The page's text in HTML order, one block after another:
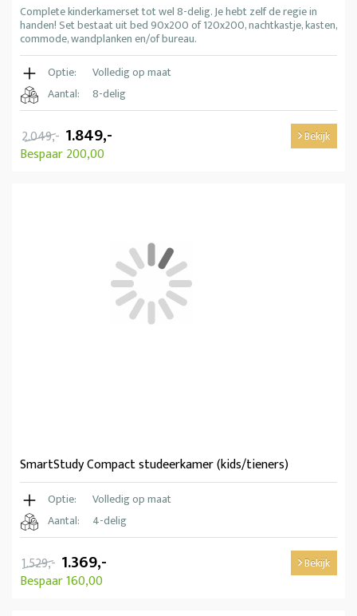
Complete kinderkamerset tot wel 8-delig. Je hebt zelf de regie in
handen! Set bestaat uit bed 90x200 of 120x200, nachtkastje, kasten,
commode, wandplanken en/of bureau.
Optie:
Volledig op maat
Aantal:
8-delig
2.049,- 1.849,-
Bespaar 200,00
Bekijk
SmartStudy Compact studeerkamer (kids/tieners)
Optie:
Volledig op maat
Aantal:
4-delig
1.529,- 1.369,-
Bespaar 160,00
Bekijk